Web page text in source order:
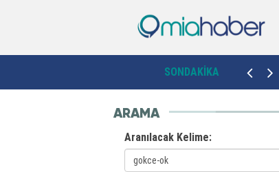
SONDAKİKA
Hatay’da çifte heyecan: Bakan Kurum’un katılımıyla
konut kurası ve Arasta Çarşısı töreni yapıldı
ARAMA
Aranılacak Kelime: